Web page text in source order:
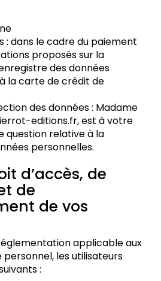
: dans le cadre du paiement
proposés sur la
des données
la carte de crédit de
des données : Madame
editions.fr, est à votre
question relative à la
personnelles.
d’accès, de
de
de vos
applicable aux
les utilisateurs
: